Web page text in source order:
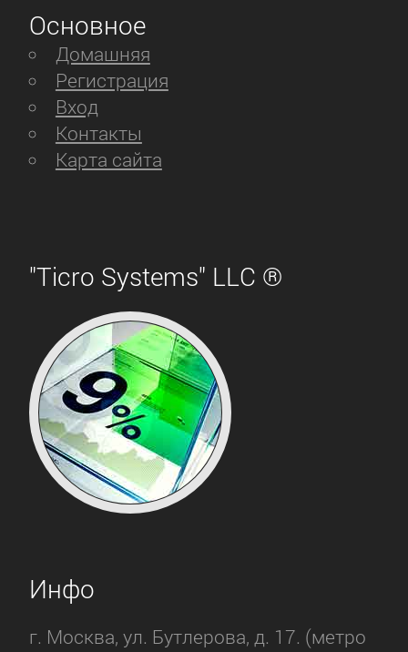
Основное
Домашняя
Регистрация
Вход
Контакты
Карта сайта
"Ticro Systems" LLC ®
Инфо
г. Москва, ул. Бутлерова, д. 17. (метро